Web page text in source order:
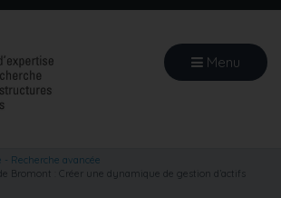
Menu
- Recherche avancée
Bromont : Créer une dynamique de gestion d’actifs